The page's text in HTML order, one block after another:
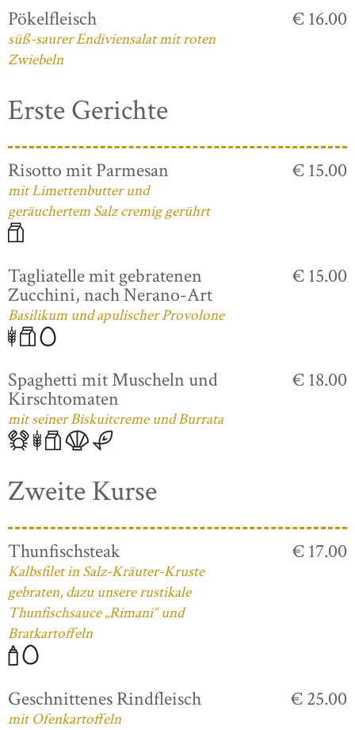
Pökelfleisch
süß-saurer Endiviensalat mit roten
Zwiebeln
€ 16.00
Erste Gerichte
Risotto mit Parmesan
mit Limettenbutter und
geräuchertem Salz cremig gerührt
€ 15.00
Tagliatelle mit gebratenen
Zucchini, nach Nerano-Art
Basilikum und apulischer Provolone
€ 15.00
Spaghetti mit Muscheln und
Kirschtomaten
mit seiner Biskuitcreme und Burrata
€ 18.00
Zweite Kurse
Thunfischsteak
Kalbsfilet in Salz-Kräuter-Kruste
gebraten, dazu unsere rustikale
Thunfischsauce „Rimani“ und
Bratkartoffeln
€ 17.00
Geschnittenes Rindfleisch
mit Ofenkartoffeln
€ 25.00